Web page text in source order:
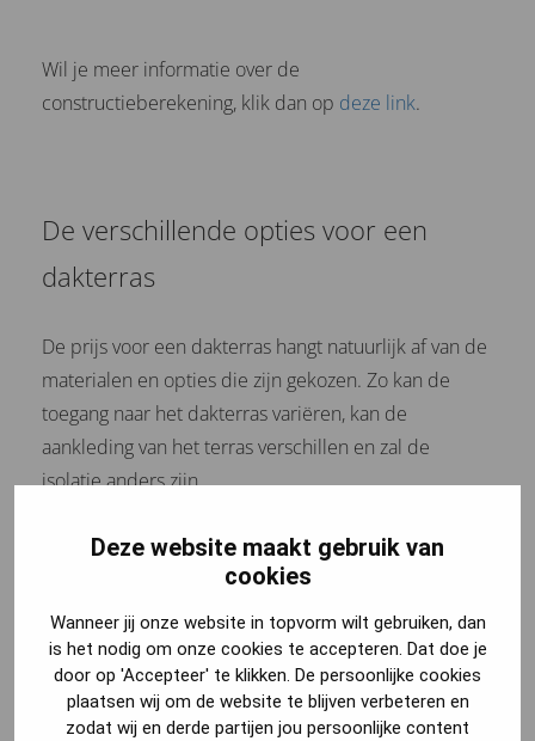
Deze website maakt gebruik van
cookies
Wanneer jij onze website in topvorm wilt gebruiken, dan
is het nodig om onze cookies te accepteren. Dat doe je
door op 'Accepteer' te klikken. De persoonlijke cookies
plaatsen wij om de website te blijven verbeteren en
zodat wij en derde partijen jou persoonlijke content
Wil je meer informatie over de
constructieberekening, klik dan op deze link.
De verschillende opties voor een
dakterras
De prijs voor een dakterras hangt natuurlijk af van de
materialen en opties die zijn gekozen. Zo kan de
toegang naar het dakterras variëren, kan de
aankleding van het terras verschillen en zal de
isolatie anders zijn.
Type toegang van een dakterras
Om het dakterras op te komen zijn er verschillende
opties. Zo is er een optie voor een vlizotrap, dit is een
uitschuifbare of opvouwbare trap die je naar
beneden kunt halen. Een andere optie kan een vaste
trap zijn die zich aan de zijkant van het bouwwerk